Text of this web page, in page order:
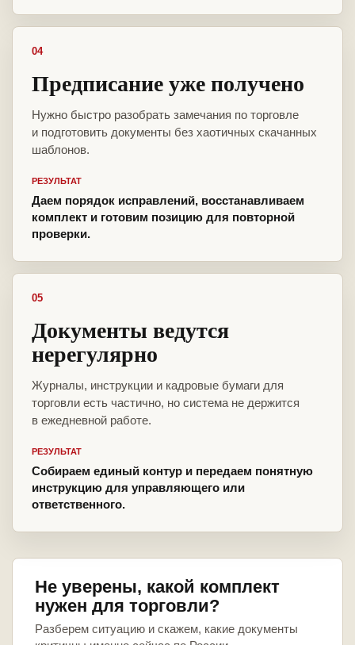
04
Предписание уже получено
Нужно быстро разобрать замечания по торговле
и подготовить документы без хаотичных скачанных
шаблонов.
РЕЗУЛЬТАТ
Даем порядок исправлений, восстанавливаем
комплект и готовим позицию для повторной
проверки.
05
Документы ведутся
нерегулярно
Журналы, инструкции и кадровые бумаги для
торговли есть частично, но система не держится
в ежедневной работе.
РЕЗУЛЬТАТ
Собираем единый контур и передаем понятную
инструкцию для управляющего или
ответственного.
Не уверены, какой комплект
нужен для торговли?
Разберем ситуацию и скажем, какие документы